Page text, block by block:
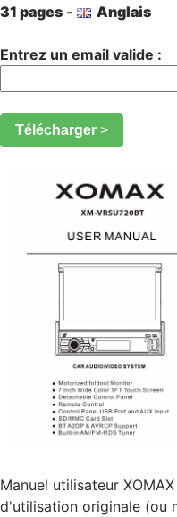
31 pages - Anglais
Entrez un email valide :
Télécharger >
Manuel utilisateur
d'utilisation originale (ou